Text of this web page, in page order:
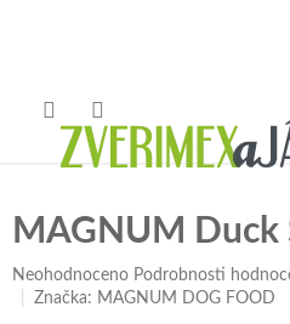
MAGNUM Duck
Průměrné
hodnocení
Neohodnoceno Podrobnosti
Značka: MAGNUM DOG FOOD